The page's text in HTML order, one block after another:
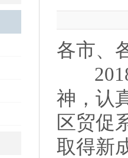
各市、
2018
神，认
区贸促
取得新